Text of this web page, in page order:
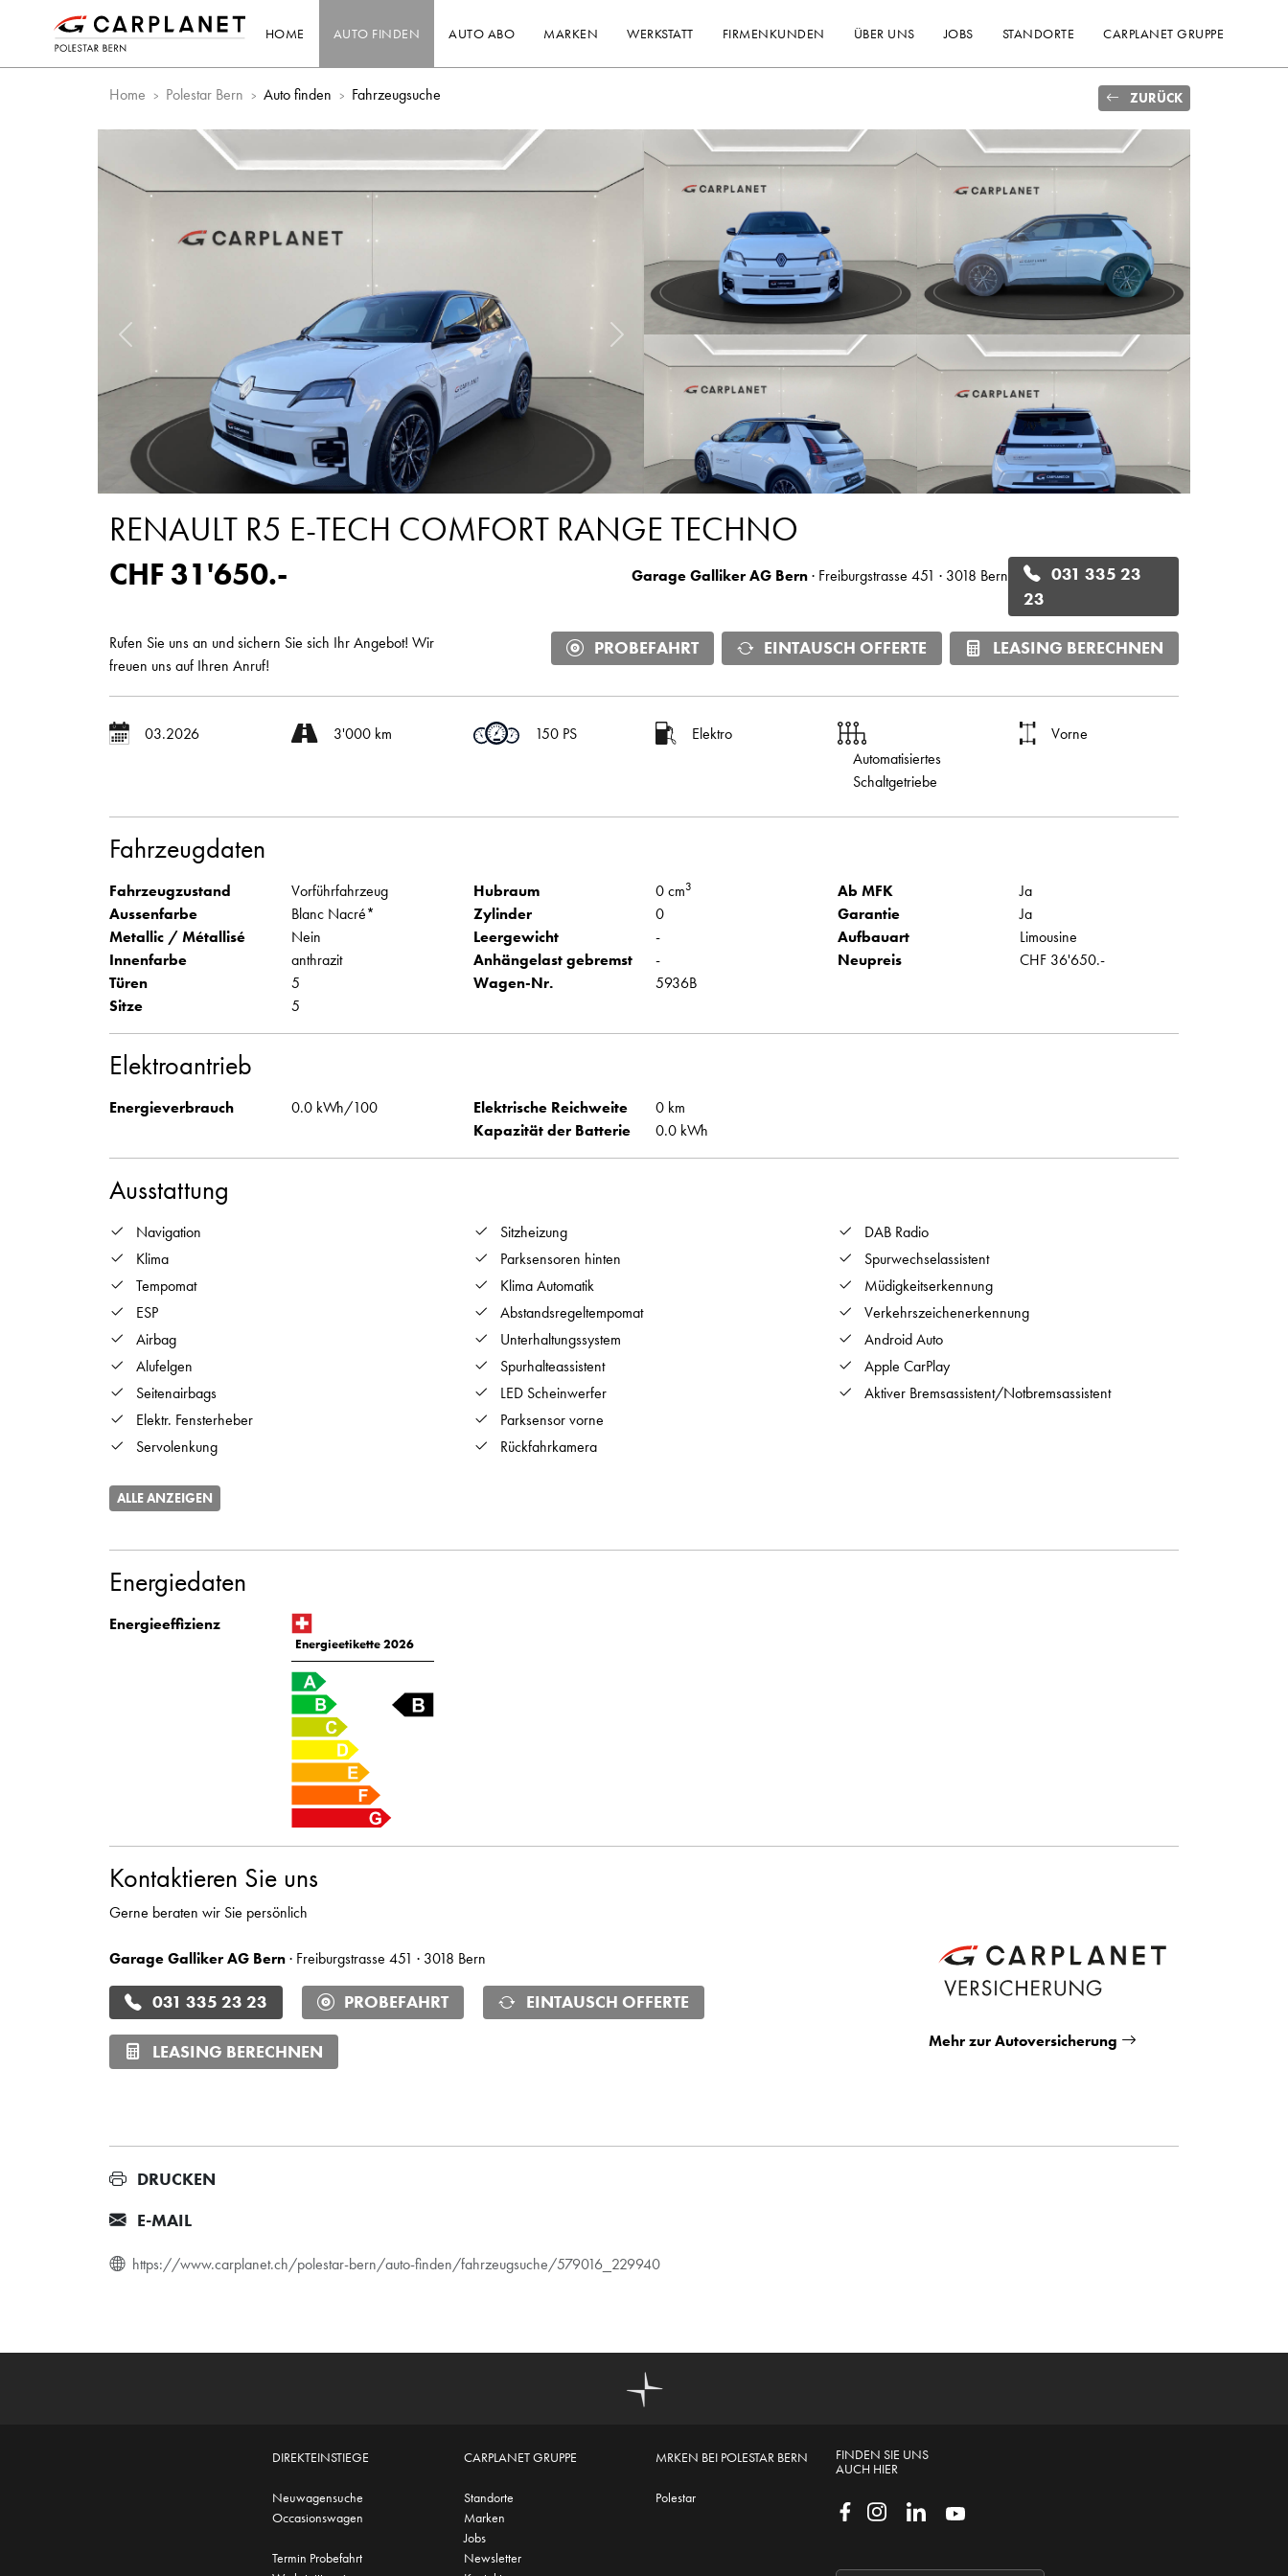
HOME AUTO FINDEN AUTO ABO MARKEN WERKSTATT FIRMENKUNDEN ÜBER UNS JOBS STANDORTE CARPLANET GRUPPE
Home Polestar Bern Auto finden Fahrzeugsuche ZURÜCK
Vorheriges Bild Nächstes Bild
RENAULT R5 E-TECH COMFORT RANGE TECHNO
CHF 31'650.- Garage Galliker AG Bern· Freiburgstrasse 451 · 3018 Bern
031 335 23
23
Rufen Sie uns an und sichern Sie sich Ihr Angebot! Wir
freuen uns auf Ihren Anruf!
PROBEFAHRT EINTAUSCH OFFERTE LEASING BERECHNEN
03.2026 3'000 km 150 PS
Elektro
Automatisiertes
Schaltgetriebe
Vorne
Fahrzeugdaten
Fahrzeugzustand
Vorführfahrzeug
Aussenfarbe
Blanc Nacré*
Metallic / Métallisé
Nein
Innenfarbe
anthrazit
Türen
5
Sitze
5
Hubraum 0 cm3
Zylinder
0
Leergewicht
-
Anhängelast gebremst
-
Wagen-Nr.
5936B
Ab MFK
Ja
Garantie
Ja
Aufbauart
Limousine
Neupreis
CHF 36'650.-
Elektroantrieb
Energieverbrauch 0.0 kWh/100 Elektrische Reichweite
0 km
Kapazität der Batterie
0.0 kWh
Ausstattung
Navigation
Klima
Tempomat
ESP
Airbag
Alufelgen
Seitenairbags
Elektr. Fensterheber
Servolenkung
Sitzheizung
Parksensoren hinten
Klima Automatik
Abstandsregeltempomat
Unterhaltungssystem
Spurhalteassistent
LED Scheinwerfer
Parksensor vorne
Rückfahrkamera
DAB Radio
Spurwechselassistent
Müdigkeitserkennung
Verkehrszeichenerkennung
Android Auto
Apple CarPlay
Aktiver Bremsassistent/Notbremsassistent
ALLE ANZEIGEN
Energiedaten
Energieeffizienz
Energieetikette 2026
Kontaktieren Sie uns
Gerne beraten wir Sie persönlich
Garage Galliker AG Bern· Freiburgstrasse 451 · 3018 Bern
031 335 23 23 PROBEFAHRT EINTAUSCH OFFERTE
LEASING BERECHNEN
Mehr zur Autoversicherung
DRUCKEN
E-MAIL
https://www.carplanet.ch/polestar-bern/auto-finden/fahrzeugsuche/579016_229940
DIREKTEINSTIEGE
Neuwagensuche
Occasionswagen
Termin Probefahrt
CARPLANET GRUPPE
Standorte
Marken
Jobs
Newsletter
MRKEN BEI POLESTAR BERN
Polestar
FINDEN SIE UNS
AUCH HIER